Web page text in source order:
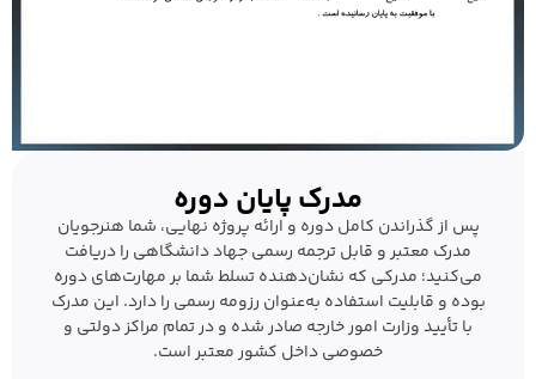
مدرک پایان دوره
پس از گذراندن کامل دوره و ارائه پروژه نهایی، شما هنرجویان
مدرک معتبر و قابل ترجمه رسمی جهاد دانشگاهی را دریافت
می‌کنید؛ مدرکی که نشان‌دهنده تسلط شما بر مهارت‌های دوره
بوده و قابلیت استفاده به‌عنوان رزومه رسمی را دارد. این مدرک
با تأیید وزارت امور خارجه صادر شده و در تمام مراکز دولتی و
خصوصی داخل کشور معتبر است.